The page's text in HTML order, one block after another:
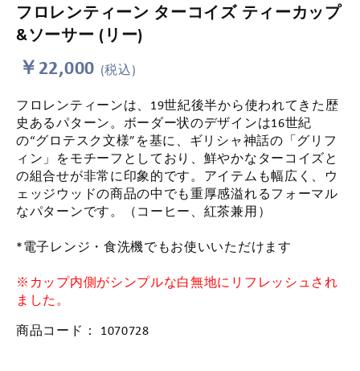
フロレンティーン ターコイズ ティーカップ
&ソーサー (リー)
￥22,000 (税込)
フロレンティーンは、19世紀後半から使われてきた歴
史あるパターン。ボーダー状のデザインは16世紀
の“グロテスク文様”を基に、ギリシャ神話の「グリフ
ィン」をモチーフとしており、鮮やかなターコイズと
の組合せが非常に印象的です。アイテムも幅広く、ウ
ェッジウッドの商品の中でも重厚感溢れるフォーマル
なパターンです。（コーヒー、紅茶兼用）
*電子レンジ・食洗機でもお使いいただけます
※カップ内側がシンプルな白無地にリフレッシュされ
ました。
商品コード： 1070728